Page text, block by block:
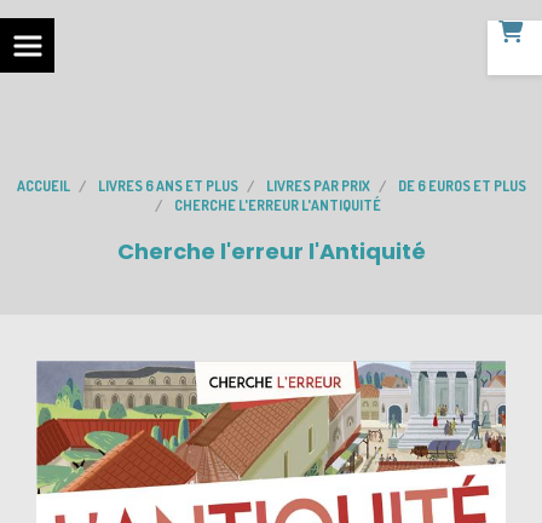
ACCUEIL LIVRES 6 ANS ET PLUS LIVRES PAR PRIX
DE 6 EUROS ET PLUS
CHERCHE L'ERREUR L'ANTIQUITÉ
Cherche l'erreur l'Antiquité